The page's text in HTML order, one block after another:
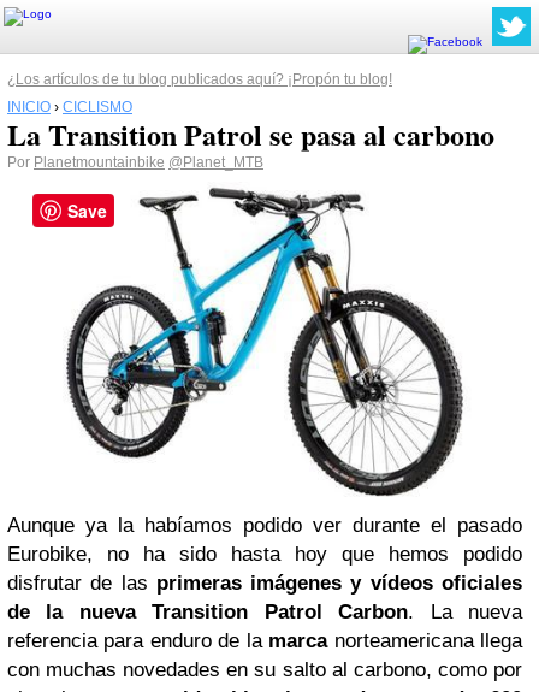
¿Los artículos de tu blog publicados aquí? ¡Propón tu blog!
INICIO › CICLISMO
La Transition Patrol se pasa al carbono
Por Planetmountainbike @Planet_MTB
Aunque ya la habíamos podido ver durante el pasado
Eurobike, no ha sido hasta hoy que hemos podido
disfrutar de las primeras imágenes y vídeos oficiales
de la nueva Transition Patrol Carbon. La nueva
referencia para enduro de la marcanorteamericana llega
con muchas novedades en su salto al carbono, como por
Save